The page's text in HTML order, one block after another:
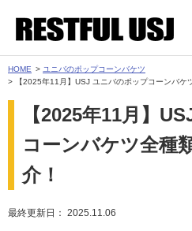
HOME > ユニバのポップコーンバケツ
> 【2025年11月】USJ ユニバのポップコーンバケ
【2025年11月】
コーンバケツ全種
介！
最終更新日： 2025.11.06